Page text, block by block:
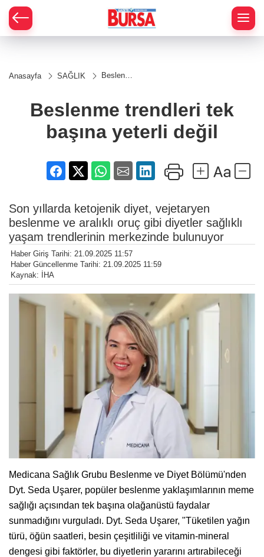
Anasayfa SAĞLIK
Beslenme
yeterli
Beslenme trendleri tek
başına yeterli değil
Son yıllarda ketojenik diyet, vejetaryen
beslenme ve aralıklı oruç gibi diyetler sağlıklı
yaşam trendlerinin merkezinde bulunuyor
Haber Giriş Tarihi: 21.09.2025 11:57
Haber Güncellenme Tarihi: 21.09.2025 11:59
Kaynak: İHA
Medicana Sağlık Grubu Beslenme ve Diyet Bölümü'nden
Dyt. Seda Uşarer, popüler beslenme yaklaşımlarının meme
sağlığı açısından tek başına olağanüstü faydalar
sunmadığını vurguladı. Dyt. Seda Uşarer, "Tüketilen yağın
türü, öğün saatleri, besin çeşitliliği ve vitamin-mineral
dengesi gibi faktörler, bu diyetlerin yararını artırabileceği